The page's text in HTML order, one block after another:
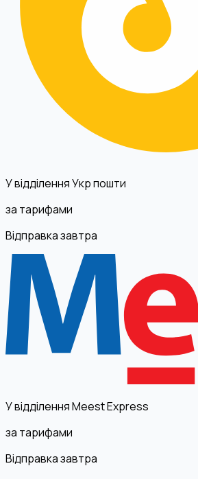
У відділення Укр пошти
за тарифами
Відправка завтра
У відділення Meest Express
за тарифами
Відправка завтра